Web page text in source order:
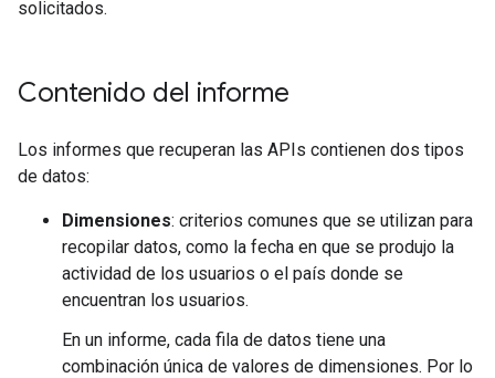
solicitados.
Contenido del informe
Los informes que recuperan las APIs contienen dos tipos
de datos:
Dimensiones: criterios comunes que se utilizan para
recopilar datos, como la fecha en que se produjo la
actividad de los usuarios o el país donde se
encuentran los usuarios.
En un informe, cada fila de datos tiene una
combinación única de valores de dimensiones. Por lo